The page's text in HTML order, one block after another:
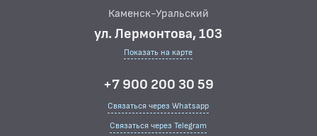
Каменск-Уральский
ул. Лермонтова, 103
Показать на карте
+7 900 200 30 59
Связаться через Whatsapp
Связаться через Telegram